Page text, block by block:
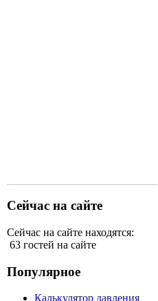
Сейчас на сайте
Сейчас на сайте находятся:
63 гостей на сайте
Популярное
Калькулятор давления